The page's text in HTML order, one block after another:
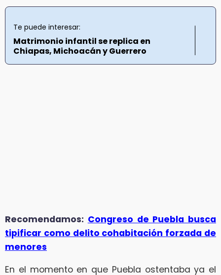
Te puede interesar:
Matrimonio infantil se replica en
Chiapas, Michoacán y Guerrero
Recomendamos: Congreso de Puebla busca
tipificar como delito cohabitación forzada de
menores
En el momento en que Puebla ostentaba ya el